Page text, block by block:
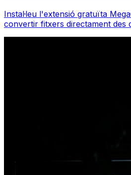
Instal·leu l'extensió gratuïta
convertir fitxers directament des